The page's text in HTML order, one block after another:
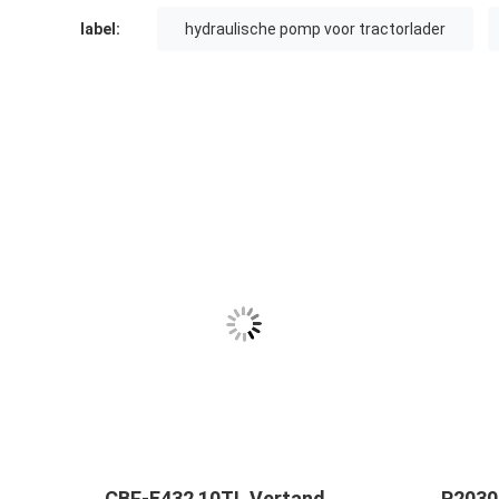
label: hydraulische pomp voor tractorlader